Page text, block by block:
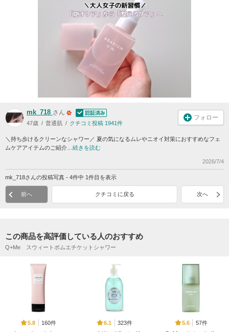
mk_718 さん
47歳 普通肌 クチコミ投稿 1941件
フォロー
＼持ち歩けるクリーンなシャワー／ 夏の気になるムレやニオイ対策におすすめなフェ
ムケアアイテムのご紹介… 続きを読む
2026/7/4
mk_718さんの投稿写真 - 4件中 1件目を表示
前へ クチコミに戻る 次へ
この商品を高評価している人のおすすめ
Q+Me スウィートボムエチケットシャワー
5.8
160件
6.1
323件
5.6
57件